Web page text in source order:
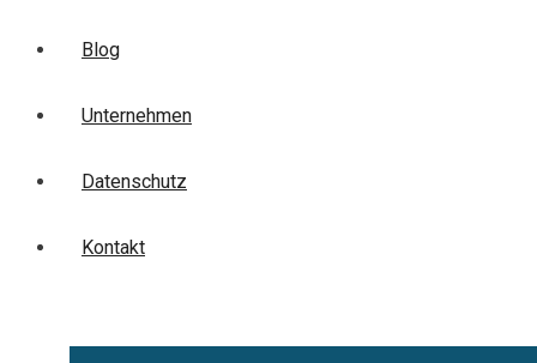
Blog
Unternehmen
Datenschutz
Kontakt